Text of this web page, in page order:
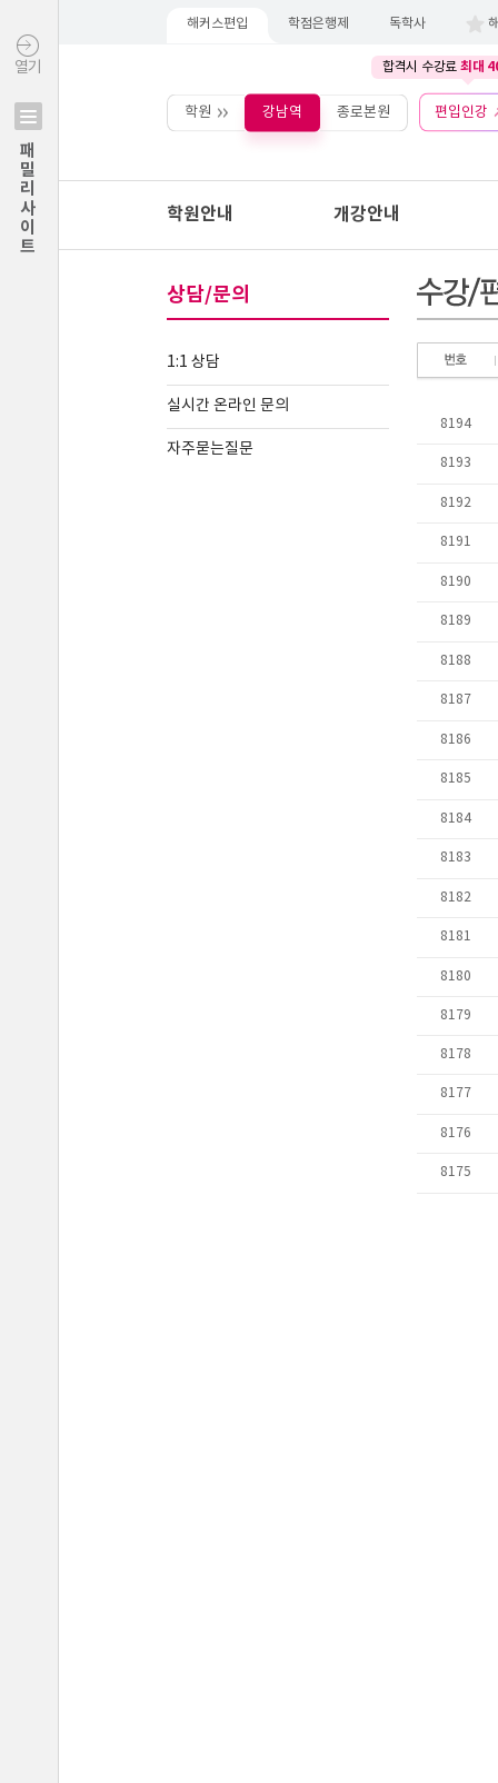
열기
패밀리사이트
해커스편입 학점은행제 독학사
합격시 수강료 최대
학원 강남역 종로본원 편입인강
학원안내 개강안내
상담/문의
1:1 상담
실시간 온라인 문의
자주묻는질문